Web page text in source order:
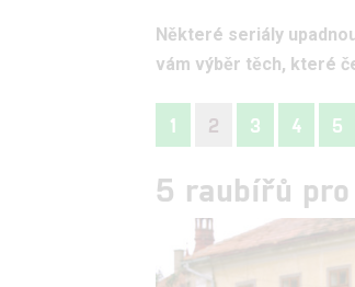
Některé seriály
vám výběr těch, které
1 2 3 4 5
5 raubířů